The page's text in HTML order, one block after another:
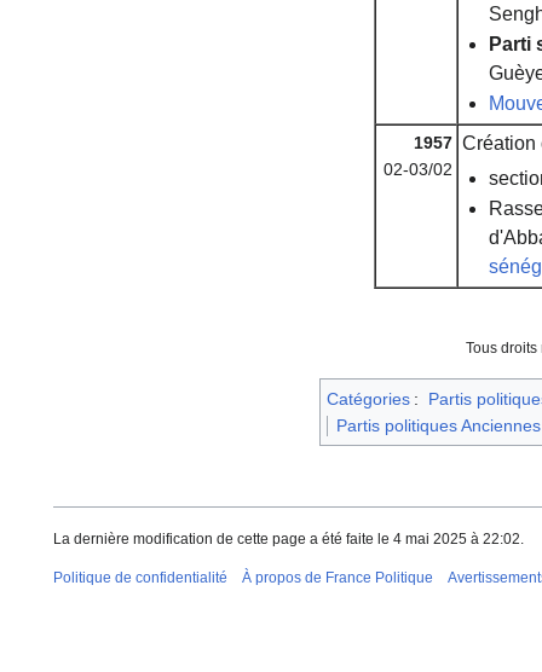
Parti
1957
02-03/02
Tous
Catégories :
Partis
Partis politiques
La dernière modification de cette page a été faite le 4 mai 2025 à 22:02.
Politique de confidentialité À propos de France Politique